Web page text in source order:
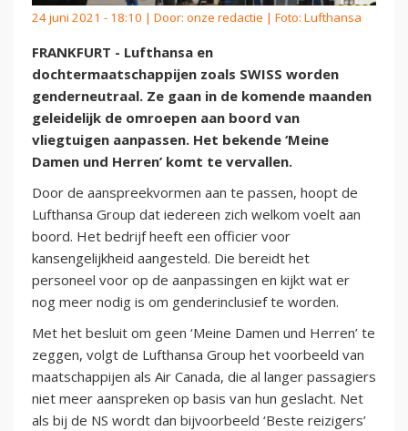
24 juni 2021 - 18:10 | Door: onze redactie | Foto: Lufthansa
FRANKFURT - Lufthansa en
dochtermaatschappijen zoals SWISS worden
genderneutraal. Ze gaan in de komende maanden
geleidelijk de omroepen aan boord van
vliegtuigen aanpassen. Het bekende ‘Meine
Damen und Herren’ komt te vervallen.
Door de aanspreekvormen aan te passen, hoopt de
Lufthansa Group dat iedereen zich welkom voelt aan
boord. Het bedrijf heeft een officier voor
kansengelijkheid aangesteld. Die bereidt het
personeel voor op de aanpassingen en kijkt wat er
nog meer nodig is om genderinclusief te worden.
Met het besluit om geen ‘Meine Damen und Herren’ te
zeggen, volgt de Lufthansa Group het voorbeeld van
maatschappijen als Air Canada, die al langer passagiers
niet meer aanspreken op basis van hun geslacht. Net
als bij de NS wordt dan bijvoorbeeld ‘Beste reizigers’